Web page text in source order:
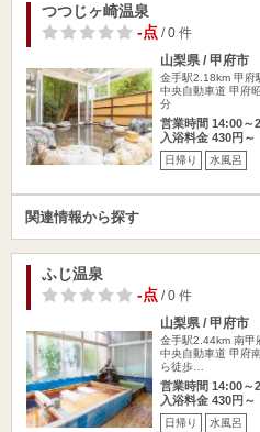
つつじヶ崎温泉
-点/ 0 件
山梨県 / 甲府市
金手駅2.18km 甲府
中央自動車道 甲府
分
営業時間 14:00～
入浴料金 430円～
日帰り 水風呂
関連情報から探す
ふじ温泉
-点/ 0 件
山梨県 / 甲府市
金手駅2.44km 南甲
中央自動車道 甲府
ら徒歩…
営業時間 14:00～
入浴料金 430円～
日帰り 水風呂